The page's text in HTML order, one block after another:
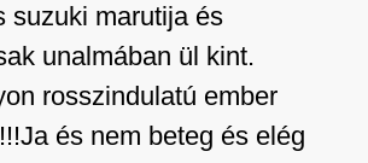
suzuki marutija és
unalmában ül kint.
rosszindulatú ember
és nem beteg és elég